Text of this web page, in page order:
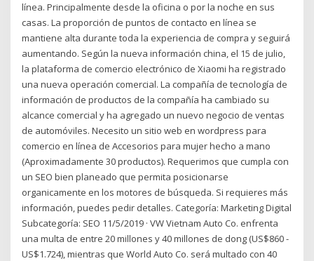
línea. Principalmente desde la oficina o por la noche en sus
casas. La proporción de puntos de contacto en línea se
mantiene alta durante toda la experiencia de compra y seguirá
aumentando. Según la nueva información china, el 15 de julio,
la plataforma de comercio electrónico de Xiaomi ha registrado
una nueva operación comercial. La compañía de tecnología de
información de productos de la compañía ha cambiado su
alcance comercial y ha agregado un nuevo negocio de ventas
de automóviles. Necesito un sitio web en wordpress para
comercio en línea de Accesorios para mujer hecho a mano
(Aproximadamente 30 productos). Requerimos que cumpla con
un SEO bien planeado que permita posicionarse
organicamente en los motores de búsqueda. Si requieres más
información, puedes pedir detalles. Categoría: Marketing Digital
Subcategoría: SEO 11/5/2019 · VW Vietnam Auto Co. enfrenta
una multa de entre 20 millones y 40 millones de dong (US$860 -
US$1.724), mientras que World Auto Co. será multado con 40